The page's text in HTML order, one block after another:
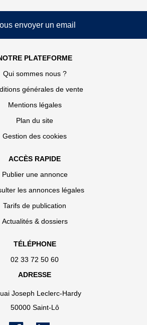
envoyer un email
PLATEFORME
Qui sommes nous ?
générales de vente
Mentions légales
Plan du site
Gestion des cookies
ACCÈS RAPIDE
Publier une annonce
les annonces légales
Tarifs de publication
Actualités & dossiers
TÉLÉPHONE
02 33 72 50 60
ADRESSE
Joseph Leclerc-Hardy
50000 Saint-Lô